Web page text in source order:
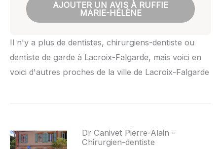
AJOUTER UN AVIS À RUFFIE
MARIE-HÉLÈNE
Il n'y a plus de dentistes, chirurgiens-dentiste ou
dentiste de garde à Lacroix-Falgarde, mais voici en
voici d'autres proches de la ville de Lacroix-Falgarde
Dr Canivet Pierre-Alain -
Chirurgien-dentiste